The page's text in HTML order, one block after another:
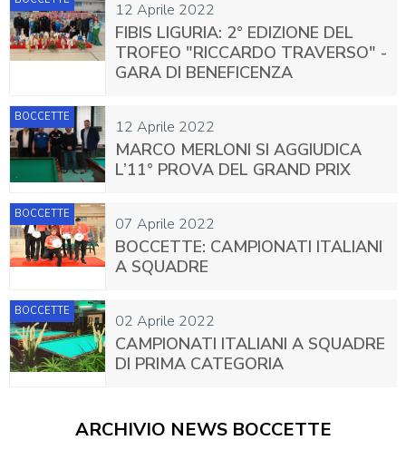
12 Aprile 2022
FIBIS LIGURIA: 2° EDIZIONE DEL
TROFEO "RICCARDO TRAVERSO" -
GARA DI BENEFICENZA
12 Aprile 2022
BOCCETTE
MARCO MERLONI SI AGGIUDICA
L’11° PROVA DEL GRAND PRIX
07 Aprile 2022
BOCCETTE
BOCCETTE: CAMPIONATI ITALIANI
A SQUADRE
02 Aprile 2022
BOCCETTE
CAMPIONATI ITALIANI A SQUADRE
DI PRIMA CATEGORIA
ARCHIVIO NEWS BOCCETTE